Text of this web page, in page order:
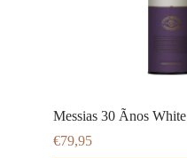
Messias 30 Ãnos White
€79,95